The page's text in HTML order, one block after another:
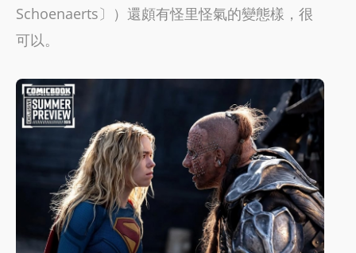
Schoenaerts〕）還頗有怪里怪氣的變態樣，很
可以。